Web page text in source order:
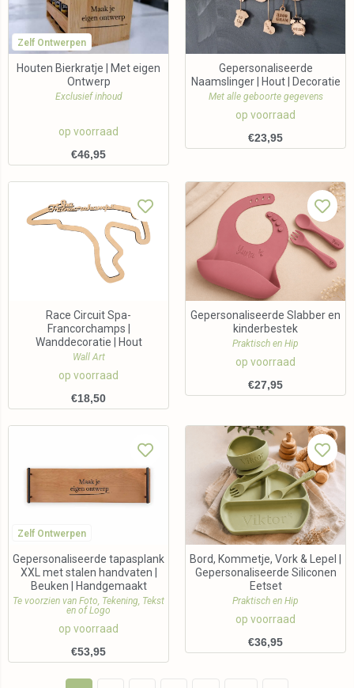
Zelf Ontwerpen
Houten Bierkratje | Met eigen
Ontwerp
Exclusief inhoud
op voorraad
€46,95
Gepersonaliseerde
Naamslinger | Hout | Decoratie
Met alle geboorte gegevens
op voorraad
€23,95
Race Circuit Spa-
Francorchamps |
Wanddecoratie | Hout
Wall Art
op voorraad
€18,50
Gepersonaliseerde Slabber en
kinderbestek
Praktisch en Hip
op voorraad
€27,95
Zelf Ontwerpen
Gepersonaliseerde tapasplank
XXL met stalen handvaten |
Beuken | Handgemaakt
Te voorzien van Foto, Tekening, Tekst
en of Logo
op voorraad
€53,95
Bord, Kommetje, Vork & Lepel |
Gepersonaliseerde Siliconen
Eetset
Praktisch en Hip
op voorraad
€36,95